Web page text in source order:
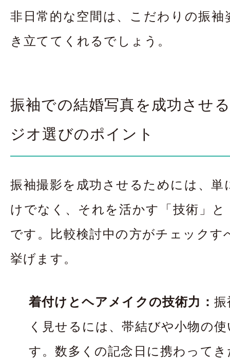
非日常的な空間は、こだわりの振袖
き立ててくれるでしょう。
振袖での結婚写真を成功させ
ジオ選びのポイント
振袖撮影を成功させるためには、単
けでなく、それを活かす「技術」と
です。比較検討中の方がチェックす
挙げます。
着付けとヘアメイクの技術力：
く見せるには、帯結びや小物の
す。数多くの記念日に携わって